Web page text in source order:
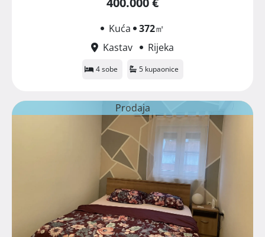
Kuća 372㎡
Kastav
Rijeka
4 sobe 5 kupaonice
Prodaja